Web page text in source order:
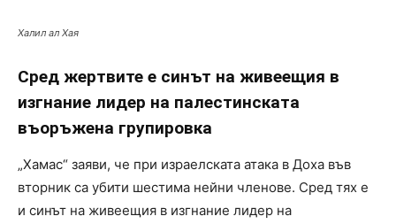
Халил ал Хая
Сред жертвите е синът на живеещия в
изгнание лидер на палестинската
въоръжена групировка
„Хамас“ заяви, че при израелската атака в Доха във
вторник са убити шестима нейни членове. Сред тях е
и синът на живеещия в изгнание лидер на